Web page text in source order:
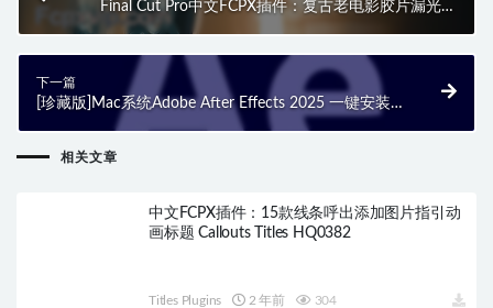
Final Cut Pro中文FCPX插件：复古老电影胶片漏光灼
烧颗粒纹理扫光划痕转场效果 Film Transitions
下一篇
[珍藏版]Mac系统Adobe After Effects 2025 一键安装稳
定使用不弹窗（M芯片专属）
相关文章
中文FCPX插件：15款线条呼出添加图片指引动
画标题 Callouts Titles HQ0382
Titles Plugins 2 年前 304